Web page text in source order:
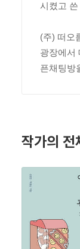
시켰고
(주) 떠오
광장에서
픈채팅방
작가의 전